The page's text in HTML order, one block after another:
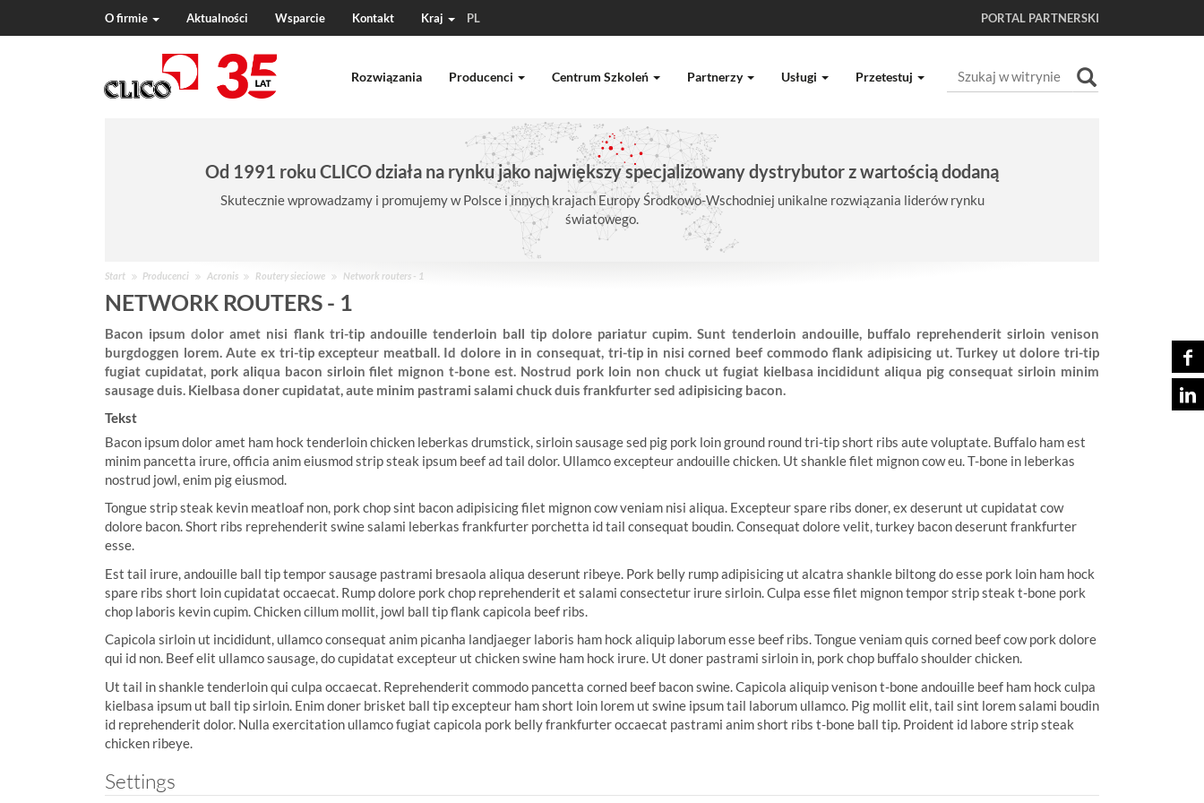
O firmie Aktualności Wsparcie Kontakt Kraj PL PORTAL PARTNERSKI
Rozwiązania Producenci Centrum Szkoleń Partnerzy Usługi Przetestuj
Szukaj
Od 1991 roku CLICO działa na rynku jako największy specjalizowany dystrybutor z wartością dodaną
Skutecznie wprowadzamy i promujemy w Polsce i innych krajach Europy Środkowo-Wschodniej unikalne rozwiązania liderów rynku
światowego.
J
e
s
t
e
ś
w
Start Producenci Acronis Routery sieciowe Network routers - 1
NETWORK ROUTERS - 1
Bacon ipsum dolor amet nisi flank tri-tip andouille tenderloin ball tip dolore pariatur cupim. Sunt tenderloin andouille, buffalo reprehenderit sirloin venison
burgdoggen lorem. Aute ex tri-tip excepteur meatball. Id dolore in in consequat, tri-tip in nisi corned beef commodo flank adipisicing ut. Turkey ut dolore tri-tip
fugiat cupidatat, pork aliqua bacon sirloin filet mignon t-bone est. Nostrud pork loin non chuck ut fugiat kielbasa incididunt aliqua pig consequat sirloin minim
sausage duis. Kielbasa doner cupidatat, aute minim pastrami salami chuck duis frankfurter sed adipisicing bacon.
Tekst
Bacon ipsum dolor amet ham hock tenderloin chicken leberkas drumstick, sirloin sausage sed pig pork loin ground round tri-tip short ribs aute voluptate. Buffalo ham est
minim pancetta irure, officia anim eiusmod strip steak ipsum beef ad tail dolor. Ullamco excepteur andouille chicken. Ut shankle filet mignon cow eu. T-bone in leberkas
nostrud jowl, enim pig eiusmod.
Tongue strip steak kevin meatloaf non, pork chop sint bacon adipisicing filet mignon cow veniam nisi aliqua. Excepteur spare ribs doner, ex deserunt ut cupidatat cow
dolore bacon. Short ribs reprehenderit swine salami leberkas frankfurter porchetta id tail consequat boudin. Consequat dolore velit, turkey bacon deserunt frankfurter
esse.
Est tail irure, andouille ball tip tempor sausage pastrami bresaola aliqua deserunt ribeye. Pork belly rump adipisicing ut alcatra shankle biltong do esse pork loin ham hock
spare ribs short loin cupidatat occaecat. Rump dolore pork chop reprehenderit et salami consectetur irure sirloin. Culpa esse filet mignon tempor strip steak t-bone pork
chop laboris kevin cupim. Chicken cillum mollit, jowl ball tip flank capicola beef ribs.
Capicola sirloin ut incididunt, ullamco consequat anim picanha landjaeger laboris ham hock aliquip laborum esse beef ribs. Tongue veniam quis corned beef cow pork dolore
qui id non. Beef elit ullamco sausage, do cupidatat excepteur ut chicken swine ham hock irure. Ut doner pastrami sirloin in, pork chop buffalo shoulder chicken.
Ut tail in shankle tenderloin qui culpa occaecat. Reprehenderit commodo pancetta corned beef bacon swine. Capicola aliquip venison t-bone andouille beef ham hock culpa
kielbasa ipsum ut ball tip sirloin. Enim doner brisket ball tip excepteur ham short loin lorem ut swine ipsum tail laborum ullamco. Pig mollit elit, tail sint lorem salami boudin
id reprehenderit dolor. Nulla exercitation ullamco fugiat capicola pork belly frankfurter occaecat pastrami anim short ribs t-bone ball tip. Proident id labore strip steak
chicken ribeye.
Settings